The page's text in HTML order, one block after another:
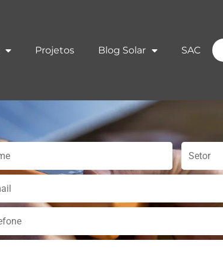
Projetos Blog Solar SAC